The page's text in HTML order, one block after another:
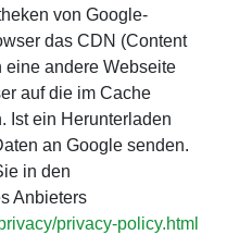
von Google-
das CDN (Content
eine andere Webseite
auf die im Cache
Ist ein Herunterladen
an Google senden.
in den
Anbieters
privacy-policy.html